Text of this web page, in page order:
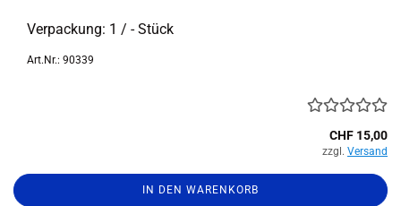
Ver­pa­ckung: 1 / - Stück
Art.Nr.: 90339
CHF 15,00
zzgl. Versand
IN DEN WARENKORB